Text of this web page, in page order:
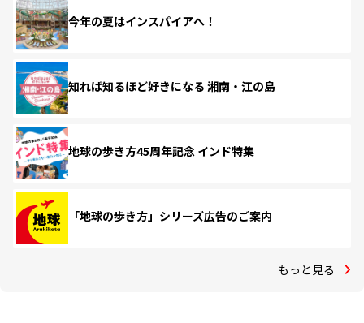
今年の夏はインスパイアへ！
知れば知るほど好きになる 湘南・江の島
地球の歩き方45周年記念 インド特集
「地球の歩き方」シリーズ広告のご案内
もっと見る